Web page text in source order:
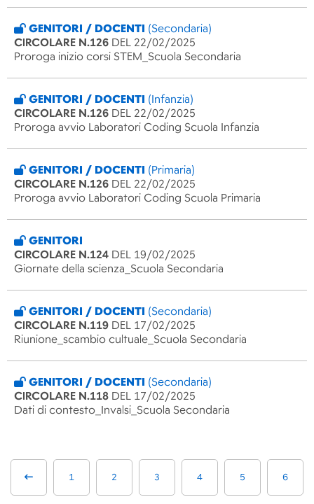
GENITORI / DOCENTI (Secondaria)
CIRCOLARE N.126 DEL 22/02/2025
Proroga inizio corsi STEM_Scuola Secondaria
GENITORI / DOCENTI (Infanzia)
CIRCOLARE N.126 DEL 22/02/2025
Proroga avvio Laboratori Coding Scuola Infanzia
GENITORI / DOCENTI (Primaria)
CIRCOLARE N.126 DEL 22/02/2025
Proroga avvio Laboratori Coding Scuola Primaria
GENITORI
CIRCOLARE N.124 DEL 19/02/2025
Giornate della scienza_Scuola Secondaria
GENITORI / DOCENTI (Secondaria)
CIRCOLARE N.119 DEL 17/02/2025
Riunione_scambio cultuale_Scuola Secondaria
GENITORI / DOCENTI (Secondaria)
CIRCOLARE N.118 DEL 17/02/2025
Dati di contesto_Invalsi_Scuola Secondaria
1 2 3 4 5 6